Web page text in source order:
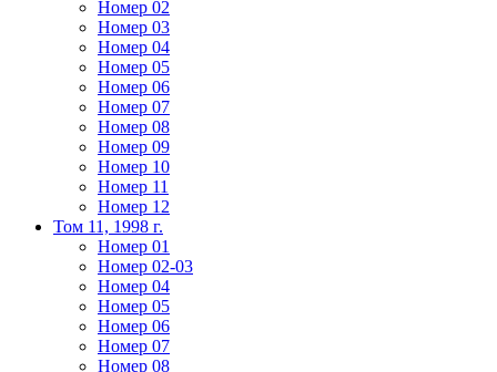
Номер 02
Номер 03
Номер 04
Номер 05
Номер 06
Номер 07
Номер 08
Номер 09
Номер 10
Номер 11
Номер 12
Том 11, 1998 г.
Номер 01
Номер 02-03
Номер 04
Номер 05
Номер 06
Номер 07
Номер 08